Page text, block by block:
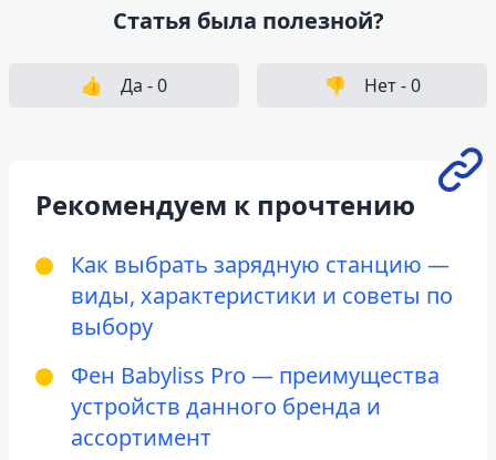
Статья была полезной?
👍 Да -0 👎 Нет -0
Рекомендуем к прочтению
Как выбрать зарядную станцию —
виды, характеристики и советы по
выбору
Фен Babyliss Pro — преимущества
устройств данного бренда и
ассортимент